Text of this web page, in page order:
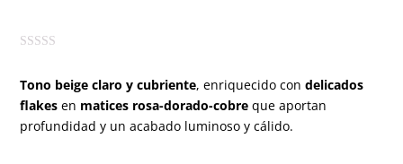
Tono beige claro y cubriente, enriquecido condelicados
flakes en matices rosa-dorado-cobre que aportan
profundidad y un acabado luminoso y cálido.